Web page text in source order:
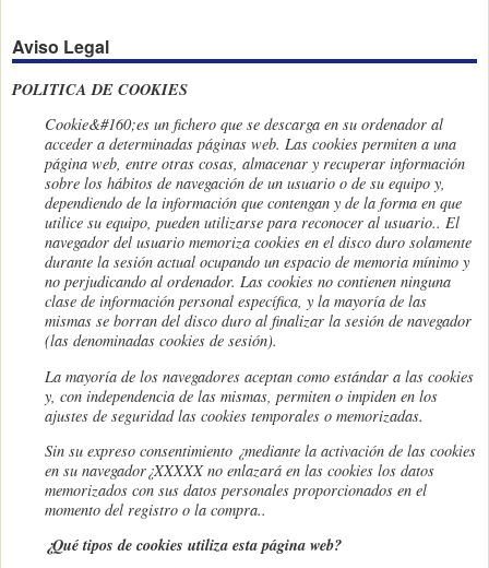
Aviso Legal
POLITICA DE COOKIES
Cookie&#160;es un fichero que se descarga en su ordenador al
acceder a determinadas páginas web. Las cookies permiten a una
página web, entre otras cosas, almacenar y recuperar información
sobre los hábitos de navegación de un usuario o de su equipo y,
dependiendo de la información que contengan y de la forma en que
utilice su equipo, pueden utilizarse para reconocer al usuario.. El
navegador del usuario memoriza cookies en el disco duro solamente
durante la sesión actual ocupando un espacio de memoria mínimo y
no perjudicando al ordenador. Las cookies no contienen ninguna
clase de información personal específica, y la mayoría de las
mismas se borran del disco duro al finalizar la sesión de navegador
(las denominadas cookies de sesión).
La mayoría de los navegadores aceptan como estándar a las cookies
y, con independencia de las mismas, permiten o impiden en los
ajustes de seguridad las cookies temporales o memorizadas.
Sin su expreso consentimiento ¿mediante la activación de las cookies
en su navegador¿XXXXX no enlazará en las cookies los datos
memorizados con sus datos personales proporcionados en el
momento del registro o la compra..
¿Qué tipos de cookies utiliza esta página web?